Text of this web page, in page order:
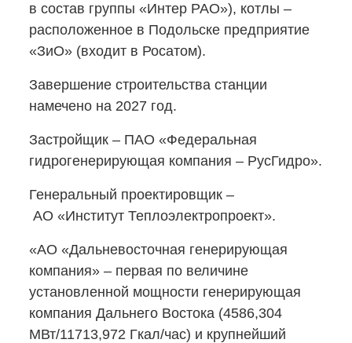
в состав группы «Интер РАО»), котлы –
расположенное в Подольске предприятие
«ЗиО» (входит в Росатом).
Завершение строительства станции
намечено на 2027 год.
Застройщик – ПАО «Федеральная
гидрогенерирующая компания – РусГидро».
Генеральный проектировщик –
АО «Институт Теплоэлектропроект».
«АО «Дальневосточная генерирующая
компания» – первая по величине
установленной мощности генерирующая
компания Дальнего Востока (4586,304
МВт/11713,972 Гкал/час) и крупнейший